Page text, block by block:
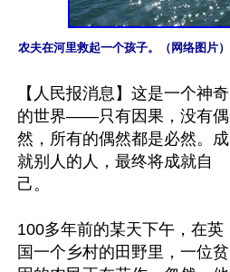
农夫在河里救起一个孩子。（网络图片）
【人民报消息】这是一个神奇
的世界——只有因果，没有偶
然，所有的偶然都是必然。成
就别人的人，最终将成就自
己。
100多年前的某天下午，在英
国一个乡村的田野里，一位贫